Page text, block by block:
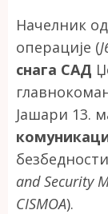
Начелник
операције (
снага САД
Јашари 13.
and Security
CISMOA).